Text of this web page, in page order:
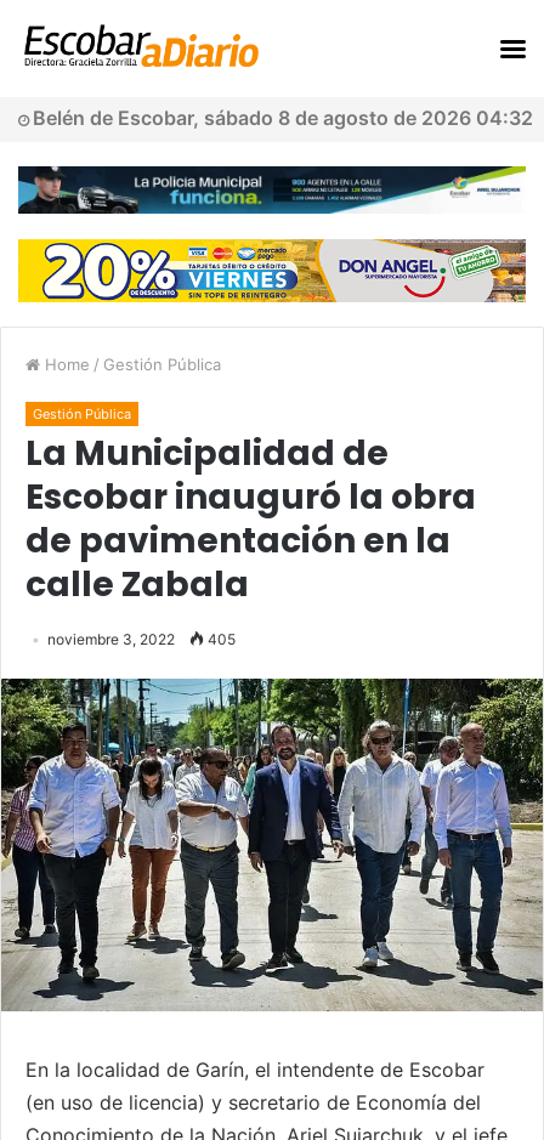
Belén de Escobar, sábado 8 de agosto de 2026 04:32
Home / Gestión Pública
Gestión Pública
La Municipalidad de
Escobar inauguró la obra
de pavimentación en la
calle Zabala
noviembre 3, 2022 405
En la localidad de Garín, el intendente de Escobar
(en uso de licencia) y secretario de Economía del
Conocimiento de la Nación, Ariel Sujarchuk, y el jefe